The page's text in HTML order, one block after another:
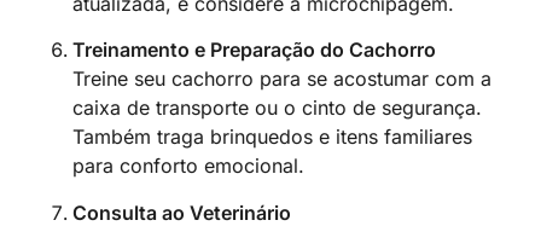
Treinamento e Preparação do Cachorro
Treine seu cachorro para se acostumar com a
caixa de transporte ou o cinto de segurança.
Também traga brinquedos e itens familiares
para conforto emocional.
Consulta ao Veterinário